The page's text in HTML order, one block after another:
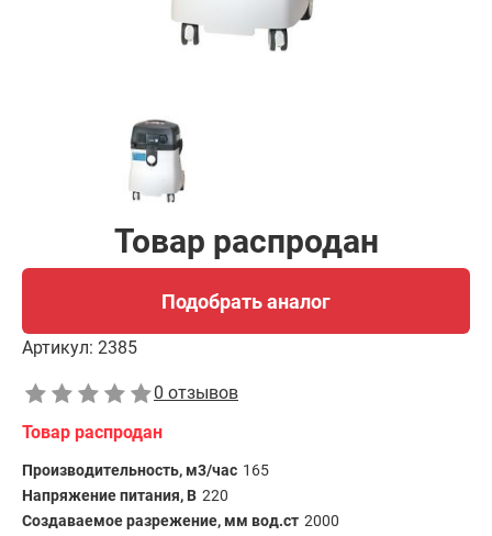
Товар распродан
Подобрать аналог
Артикул: 2385
0 отзывов
Товар распродан
Производительность, м3/час 165
Напряжение питания, В 220
Создаваемое разрежение, мм вод.ст 2000